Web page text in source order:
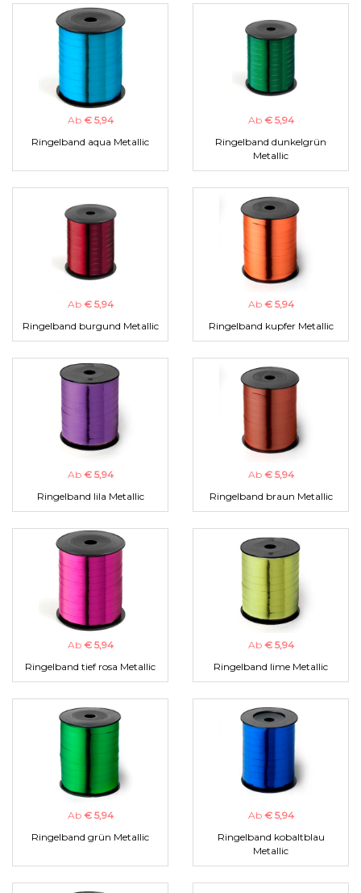
Ab € 5,94
Ringelband aqua Metallic
Ab € 5,94
Ringelband dunkelgrün
Metallic
Ab € 5,94
Ringelband burgund Metallic
Ab € 5,94
Ringelband kupfer Metallic
Ab € 5,94
Ringelband lila Metallic
Ab € 5,94
Ringelband braun Metallic
Ab € 5,94
Ringelband tief rosa Metallic
Ab € 5,94
Ringelband lime Metallic
Ab € 5,94
Ringelband grün Metallic
Ab € 5,94
Ringelband kobaltblau
Metallic